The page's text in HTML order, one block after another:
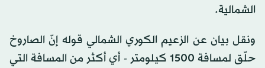
الشمالية.
ونقل بيان عن الزعيم الكوري الشمالي قوله إنّ الصاروخ
حلّق لمسافة 1500 كيلومتر - أي أكثر من المسافة التي